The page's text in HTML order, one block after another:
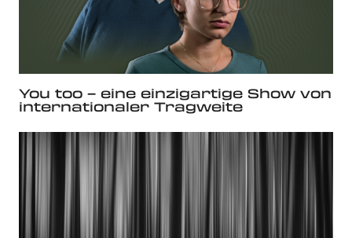
You too – eine einzigartige Show von
internationaler Tragweite